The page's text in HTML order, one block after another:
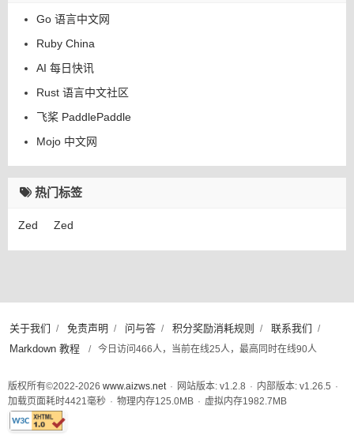
Go 语言中文网
Ruby China
AI 每日快讯
Rust 语言中文社区
飞桨 PaddlePaddle
Mojo 中文网
热门标签
Zed Zed
关于我们 / 免责声明 / 问与答 / 积分奖励消耗规则 / 联系我们 /
Markdown 教程 / 今日访问466人，当前在线25人，最高同时在线90人
版权所有©2022-2026 www.aizws.net · 网站版本: v1.2.8 · 内部版本: v1.26.5 ·
加载页面耗时4421毫秒 · 物理内存125.0MB · 虚拟内存1982.7 MB